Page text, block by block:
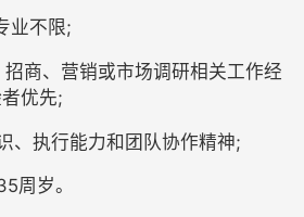
业不限;
商、营销或市场调研相关工作经
优先;
、执行能力和团队协作精神;
周岁。